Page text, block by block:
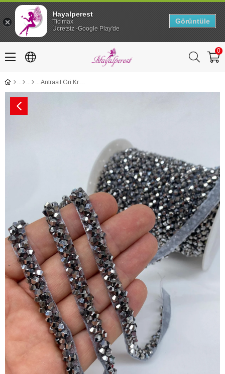
0
Antrasit Gri Kristal Boncuk İşlemeli Şerit
Hayalperest
Ticimax
Ücretsiz -Google Play'de
Görüntüle